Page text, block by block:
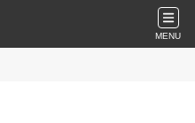
MENU